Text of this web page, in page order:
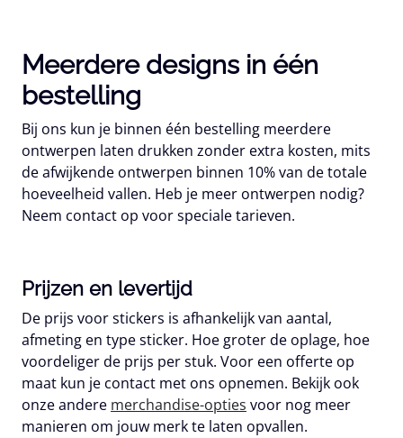
Meerdere designs in één
bestelling
Bij ons kun je binnen één bestelling meerdere
ontwerpen laten drukken zonder extra kosten, mits
de afwijkende ontwerpen binnen 10% van de totale
hoeveelheid vallen. Heb je meer ontwerpen nodig?
Neem contact op voor speciale tarieven.
Prijzen en levertijd
De prijs voor stickers is afhankelijk van aantal,
afmeting en type sticker. Hoe groter de oplage, hoe
voordeliger de prijs per stuk. Voor een offerte op
maat kun je contact met ons opnemen. Bekijk ook
onze andere merchandise-opties voor nog meer
manieren om jouw merk te laten opvallen.